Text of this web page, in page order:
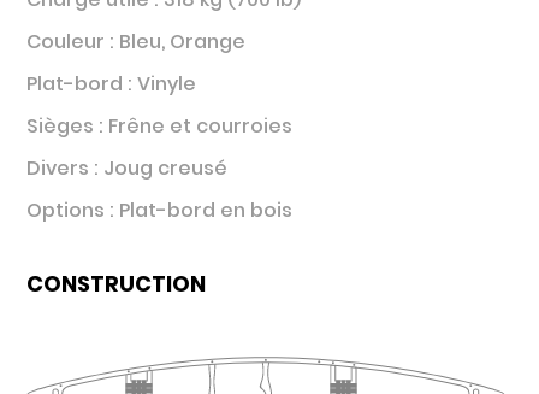
Couleur : Bleu, Orange
Plat-bord : Vinyle
Sièges : Frêne et courroies
Divers : Joug creusé
Options : Plat-bord en bois
CONSTRUCTION